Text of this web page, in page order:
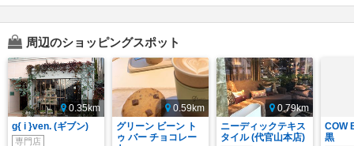
周辺のショッピングスポット
0.35km
g{ i }ven. (ギブン)
専門店
0.59km
グリーン ビーン ト
ゥ バー チョコレー
0.79km
ニーディックテキス
タイル (代官山本店)
COW
黒